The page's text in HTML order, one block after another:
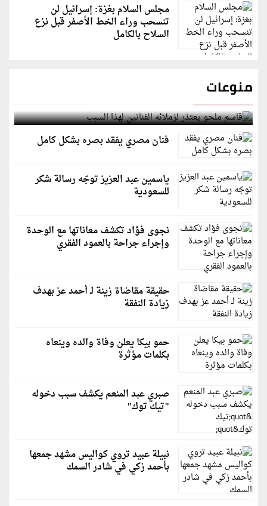
مجلس السلام بغزة: إسرائيل لن
تنسحب وراء الخط الأصفر قبل نزع
السلاح بالكامل
منوعات
قاسم ملحو يعتذر لزملائه الفنانين لهذا السبب
فنان مصري يفقد بصره بشكل كامل
ياسمين عبد العزيز توجّه رسالة شكر
للسعودية
نجوى فؤاد تكشف معاناتها مع الوحدة
وإجراء جراحة بالعمود الفقري
حقيقة مقاضاة زينة لـ أحمد عز بهدف
زيادة النفقة
حمو بيكا يعلن وفاة والده وينعاه
بكلمات مؤثرة
صبري عبد المنعم يكشف سبب دخوله
"تيك توك"
نبيلة عبيد تروي كواليس مشهد جمعها
بأحمد زكي في شادر السمك